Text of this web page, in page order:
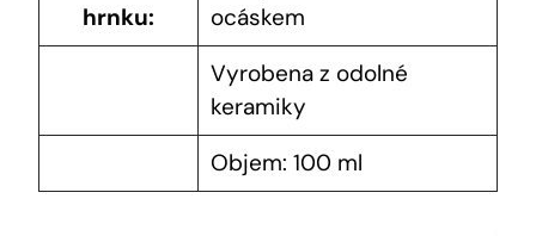
hrnku:
ocáskem
Vyrobena z odolné
keramiky
Objem: 100 ml